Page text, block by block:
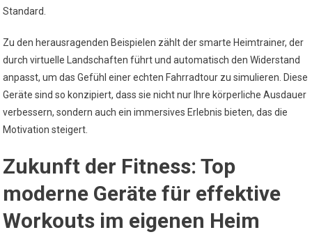
Standard.
Zu den herausragenden Beispielen zählt der smarte Heimtrainer, der
durch virtuelle Landschaften führt und automatisch den Widerstand
anpasst, um das Gefühl einer echten Fahrradtour zu simulieren. Diese
Geräte sind so konzipiert, dass sie nicht nur Ihre körperliche Ausdauer
verbessern, sondern auch ein immersives Erlebnis bieten, das die
Motivation steigert.
Zukunft der Fitness: Top
moderne Geräte für effektive
Workouts im eigenen Heim